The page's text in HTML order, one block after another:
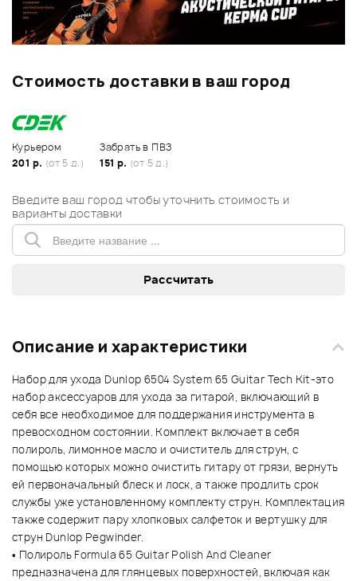
Стоимость доставки в ваш город
Курьером
201 р. (от 5 д.)
Забрать в ПВЗ
151 р. (от 5 д.)
Введите ваш город чтобы уточнить стоимость и
варианты доставки
Описание и характеристики
Набор для ухода Dunlop 6504 System 65 Guitar Tech Kit-это
набор аксессуаров для ухода за гитарой, включающий в
себя все необходимое для поддержания инструмента в
превосходном состоянии. Комплект включает в себя
полироль, лимонное масло и очиститель для струн, с
помощью которых можно очистить гитару от грязи, вернуть
ей первоначальный блеск и лоск, а также продлить срок
службы уже установленному комплекту струн. Комплектация
также содержит пару хлопковых салфеток и вертушку для
струн Dunlop Pegwinder.
• Полироль Formula 65 Guitar Polish And Cleaner
предназначена для глянцевых поверхностей, включая как